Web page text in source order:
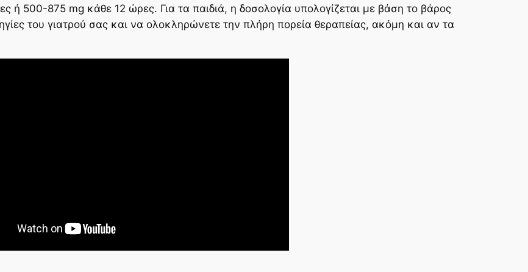
500-875 mg κάθε 12 ώρες. Για τα παιδιά, η δοσολογία υπολογίζεται με βάση το βάρος
του γιατρού σας και να ολοκληρώνετε την πλήρη πορεία θεραπείας, ακόμη και αν τα